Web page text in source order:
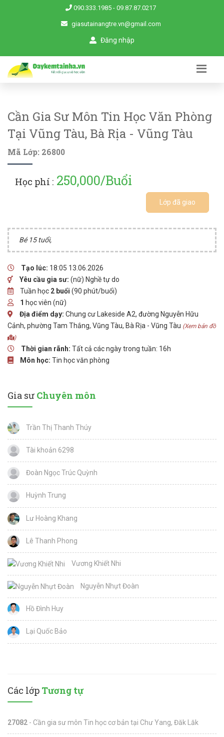
090.333.1985 - 09.87.87.0217
giasutainangtre.vn@gmail.com
Đăng nhập
Cần Gia Sư Môn Tin Học Văn Phòng
Tại Vũng Tàu, Bà Rịa - Vũng Tàu
Mã Lớp: 26800
Học phí : 250,000/Buổi
Lớp đã giao
Bé 15 tuổi,
Tạo lúc: 18:05 13.06.2026
Yêu cầu gia sư: (nữ) Nghề tự do
Tuần học 2 buổi (90 phút/buổi)
1 học viên (nữ)
Địa điểm dạy: Chung cư Lakeside A2, đường Nguyễn Hữu
Cảnh, phường Tam Thắng, Vũng Tàu, Bà Rịa - Vũng Tàu (Xem bản đồ
)
Thời gian rãnh: Tất cả các ngày trong tuần: 16h
Môn học: Tin học văn phòng
Gia sư Chuyên môn
Trần Thị Thanh Thúy
Tài khoản 6298
Đoàn Ngọc Trúc Quỳnh
Huỳnh Trung
Lư Hoàng Khang
Lê Thanh Phong
Vương Khiết Nhi
Nguyễn Nhựt Đoàn
Hồ Đình Huy
Lại Quốc Bảo
Các lớp Tương tự
27082 - Cần gia sư môn Tin học cơ bản tại Chư Yang, Đăk Lăk